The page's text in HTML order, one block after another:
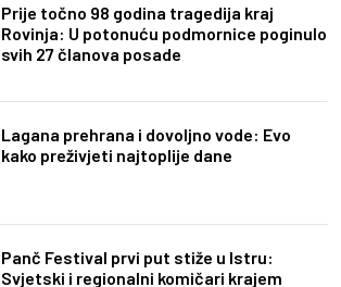
Prije točno 98 godina tragedija kraj
Rovinja: U potonuću podmornice poginulo
svih 27 članova posade
Lagana prehrana i dovoljno vode: Evo
kako preživjeti najtoplije dane
Panč Festival prvi put stiže u Istru:
Svjetski i regionalni komičari krajem